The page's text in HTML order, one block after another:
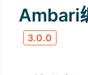
Ambari
3.0.0